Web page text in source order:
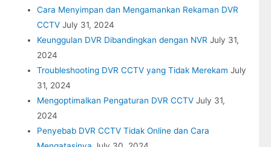
Cara Menyimpan dan Mengamankan Rekaman DVR
CCTV July 31, 2024
Keunggulan DVR Dibandingkan dengan NVR July 31,
2024
Troubleshooting DVR CCTV yang Tidak Merekam July
31, 2024
Mengoptimalkan Pengaturan DVR CCTV July 31,
2024
Penyebab DVR CCTV Tidak Online dan Cara